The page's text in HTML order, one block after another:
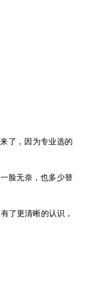
了，因为专业选的
脸无奈，也多少替
了更清晰的认识，